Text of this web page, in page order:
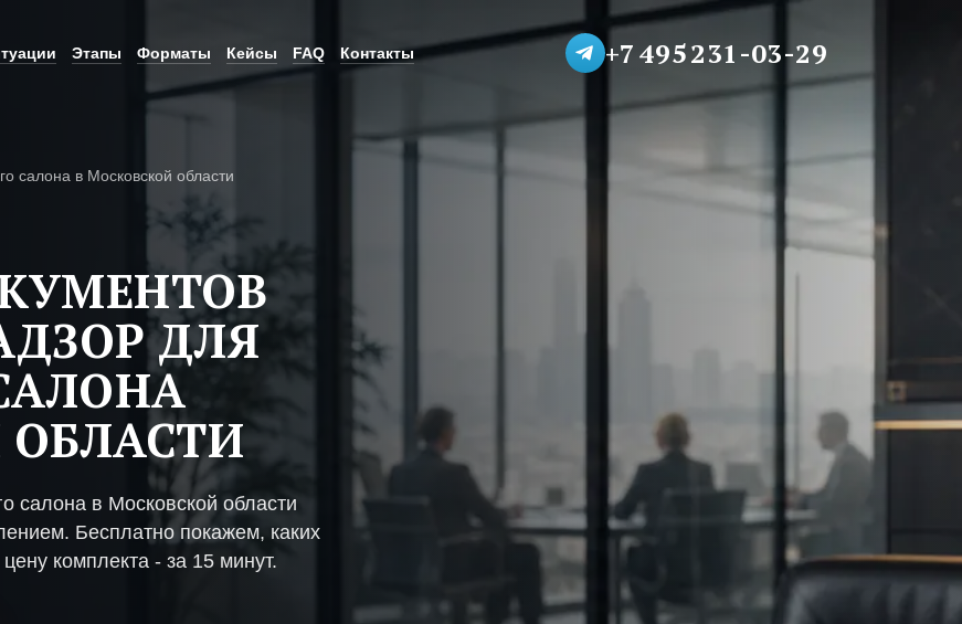
Этапы Форматы Кейсы FAQ Контакты +7 495 231-03-29
салона в Московской области
ДЛЯ
салона в Московской области
Бесплатно покажем, каких
комплекта - за 15 минут.